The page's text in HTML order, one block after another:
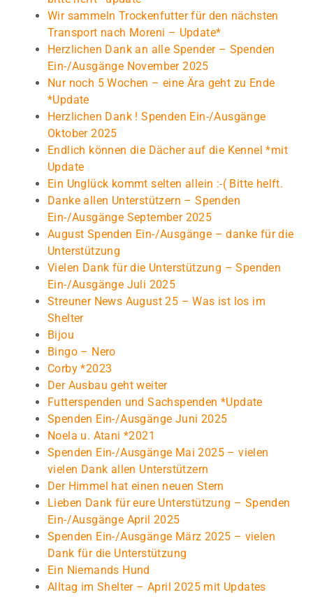
Wir sammeln Trockenfutter für den nächsten
Transport nach Moreni – Update*
Herzlichen Dank an alle Spender – Spenden
Ein-/Ausgänge November 2025
Nur noch 5 Wochen – eine Ära geht zu Ende
*Update
Herzlichen Dank ! Spenden Ein-/Ausgänge
Oktober 2025
Endlich können die Dächer auf die Kennel *mit
Update
Ein Unglück kommt selten allein :-( Bitte helft.
Danke allen Unterstützern – Spenden
Ein-/Ausgänge September 2025
August Spenden Ein-/Ausgänge – danke für die
Unterstützung
Vielen Dank für die Unterstützung – Spenden
Ein-/Ausgänge Juli 2025
Streuner News August 25 – Was ist los im
Shelter
Bijou
Bingo – Nero
Corby *2023
Der Ausbau geht weiter
Futterspenden und Sachspenden *Update
Spenden Ein-/Ausgänge Juni 2025
Noela u. Atani *2021
Spenden Ein-/Ausgänge Mai 2025 – vielen
vielen Dank allen Unterstützern
Der Himmel hat einen neuen Stern
Lieben Dank für eure Unterstützung – Spenden
Ein-/Ausgänge April 2025
Spenden Ein-/Ausgänge März 2025 – vielen
Dank für die Unterstützung
Ein Niemands Hund
Alltag im Shelter – April 2025 mit Updates